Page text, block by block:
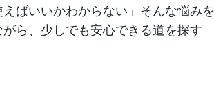
ばいいかわからない」そんな悩みを
ら、少しでも安心できる道を探す